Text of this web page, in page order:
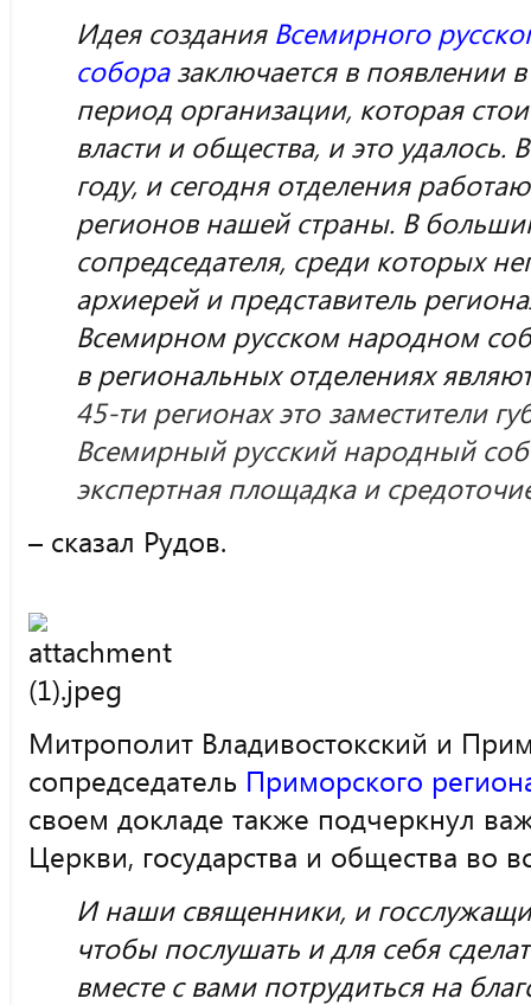
Идея создания Всемирного
собора заключается в появлении
период организации, которая
власти и общества, и это
году, и сегодня отделения
регионов нашей страны. В
сопредседателя, среди которых
архиерей и представитель
Всемирном русском народном
в региональных отделениях
45-ти регионах это заместители
Всемирный русский народный
экспертная площадка и
– сказал Рудов.
Митрополит Владивостокский и
сопредседатель Приморского
своем докладе также подчеркнул
Церкви, государства и общества во
И наши священники, и
чтобы послушать и для себя
вместе с вами потрудиться на